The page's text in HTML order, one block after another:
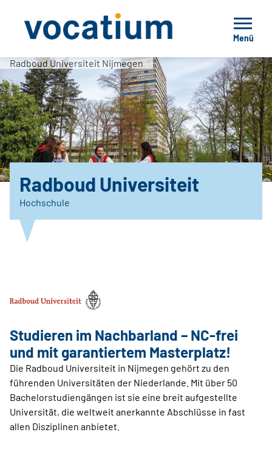
Menü
Radboud Universiteit Nijmegen
Radboud Universiteit
Hochschule
Studieren im Nachbarland – NC-frei
und mit garantiertem Masterplatz!
Die Radboud Universiteit in Nijmegen gehört zu den
führenden Universitäten der Niederlande. Mit über 50
Bachelorstudiengängen ist sie eine breit aufgestellte
Universität, die weltweit anerkannte Abschlüsse in fast
allen Disziplinen anbietet.